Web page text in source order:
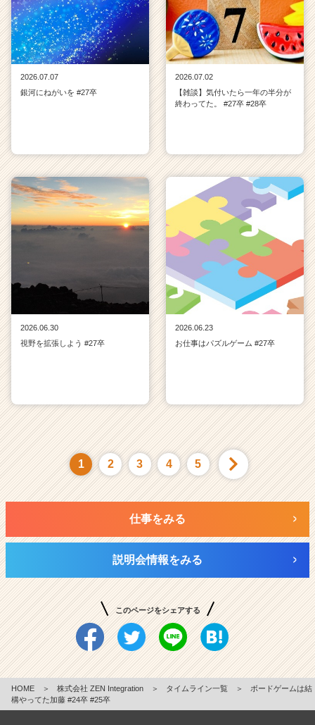
2026.07.07
銀河にねがいを #27卒
2026.07.02
【雑談】気付いたら一年の半分が
終わってた。 #27卒 #28卒
2026.06.30
視野を拡張しよう #27卒
2026.06.23
お仕事はパズルゲーム #27卒
1 2 3 4 5
仕事をみる
説明会情報をみる
このページをシェアする
HOME ＞ 株式会社 ZEN Integration ＞ タイムライン一覧 ＞
ボードゲームは結
構やってた加藤 #24卒 #25卒